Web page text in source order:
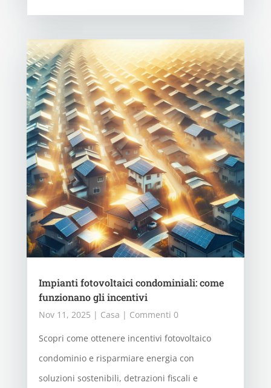
Impianti fotovoltaici condominiali: come
funzionano gli incentivi
Nov 11, 2025 | Casa | Commenti 0
Scopri come ottenere incentivi fotovoltaico
condominio e risparmiare energia con
soluzioni sostenibili, detrazioni fiscali e